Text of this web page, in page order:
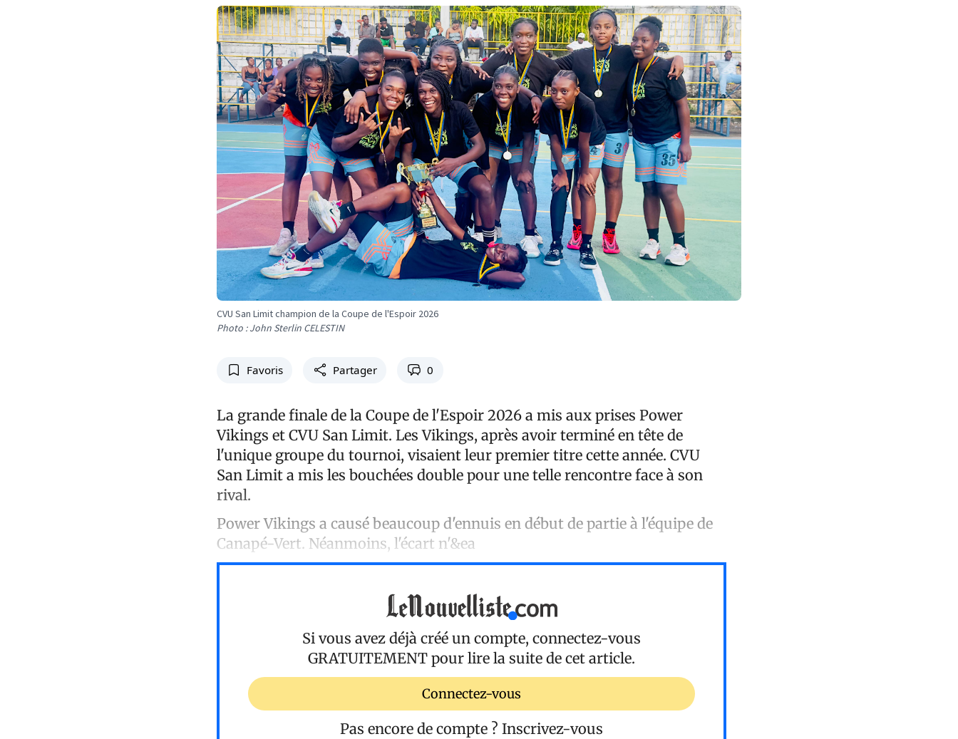
CVU San Limit champion de la Coupe de l'Espoir 2026
Photo : John Sterlin CELESTIN
Favoris Partager 0
La grande finale de la Coupe de l'Espoir 2026 a mis aux prises Power
Vikings et CVU San Limit. Les Vikings, après avoir terminé en tête de
l'unique groupe du tournoi, visaient leur premier titre cette année. CVU
San Limit a mis les bouchées double pour une telle rencontre face à son
rival.
Power Vikings a causé beaucoup d'ennuis en début de partie à l'équipe de
Canapé-Vert. Néanmoins, l'écart n'&ea
Si vous avez déjà créé un compte, connectez-vous
GRATUITEMENT pour lire la suite de cet article.
Connectez-vous
Pas encore de compte ? Inscrivez-vous